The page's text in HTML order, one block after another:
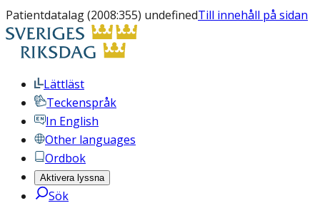
Patientdatalag (2008:355) undefinedTill innehåll på sidan
Lättläst
Teckenspråk
In English
Other languages
Ordbok
Aktivera lyssna
Sök